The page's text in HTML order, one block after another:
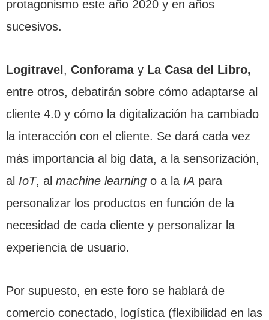
protagonismo este año 2020 y en años
sucesivos.
Logitravel, Conforamay La Casa del Libro,
entre otros, debatirán sobre cómo adaptarse al
cliente 4.0 y cómo la digitalización ha cambiado
la interacción con el cliente. Se dará cada vez
más importancia al big data, a la sensorización,
al IoT, al machine learning o a la IA para
personalizar los productos en función de la
necesidad de cada cliente y personalizar la
experiencia de usuario.
Por supuesto, en este foro se hablará de
comercio conectado, logística (flexibilidad en las